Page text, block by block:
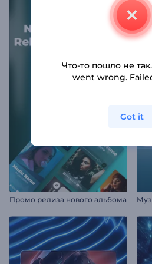
Промо релиза нового альбома
Что-то пошло не
went wrong.
Got it